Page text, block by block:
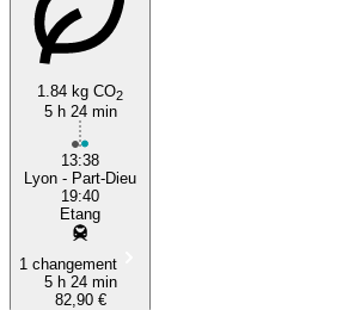
1.84 kg CO2
5 h 24 min
13:38
Lyon - Part-Dieu
19:40
Etang
1 changement
5 h 24 min
82,90 €